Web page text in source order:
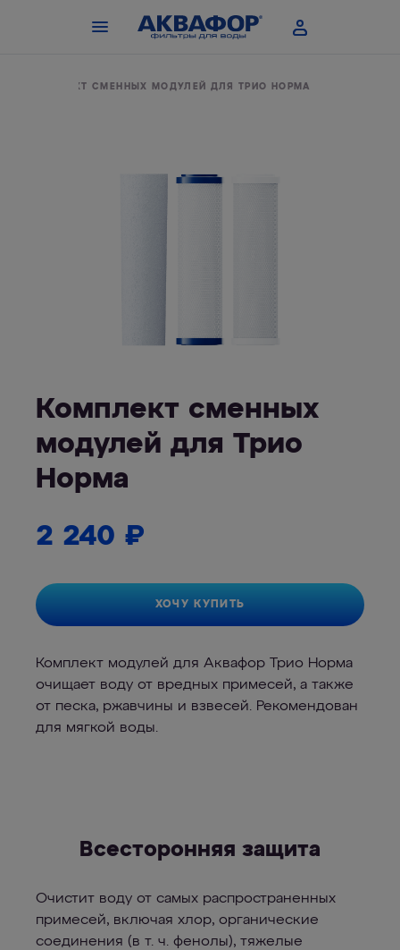
КОМПЛЕКТ СМЕННЫХ МОДУЛЕЙ ДЛЯ ТРИО НОРМА
Комплект сменных
модулей для Трио
Норма
2 240 ₽
ХОЧУ КУПИТЬ
Комплект модулей для Аквафор Трио Норма
очищает воду от вредных примесей, а также
от песка, ржавчины и взвесей. Рекомендован
для мягкой воды.
Всесторонняя защита
Очистит воду от самых распространенных
примесей, включая хлор, органические
соединения (в т. ч. фенолы), тяжелые